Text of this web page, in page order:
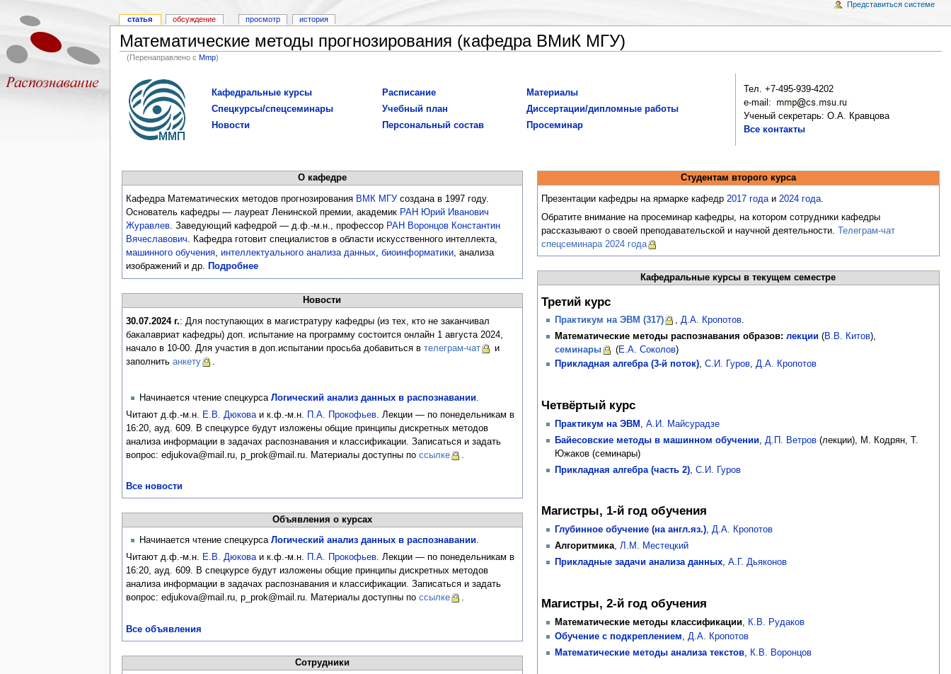
Математические методы прогнозирования (кафедра ВМиК МГУ)
(Перенаправлено сMmp)
Кафедральные курсы
Спецкурсы/спецсеминары
Новости
Расписание
Учебный план
Персональный состав
Материалы
Диссертации/дипломные работы
Просеминар
Тел. +7-495-939-4202
e-mail:
Ученый секретарь: О.А. Кравцова
Все контакты
О кафедре
Кафедра Математических методов прогнозирования ВМК МГУсоздана в 1997 году.
Основатель кафедры — лауреат Ленинской премии, академик РАН Юрий Иванович
Журавлев. Заведующий кафедрой — д.ф.-м.н., профессор РАН Воронцов Константин
Вячеславович. Кафедра готовит специалистов в области искусственного интеллекта,
машинного обучения, интеллектуального анализа данных, биоинформатики, анализа
изображений и др. Подробнее
Новости
30.07.2024 г.: Для поступающих в магистратуру кафедры (из тех, кто не заканчивал
бакалавриат кафедры) доп. испытание на программу состоится онлайн 1 августа 2024,
начало в 10-00. Для участия в доп.испытании просьба добавиться в телеграм-чат
и
заполнить анкету .
Начинается чтение спецкурса Логический анализ данных в распознавании.
Читают д.ф.-м.н.
Е.В. Дюковаи к.ф.-м.н. П.А. Прокофьев. Лекции — по понедельникам в
16:20, ауд. 609. В спецкурсе будут изложены общие принципы дискретных методов
анализа информации в задачах распознавания и классификации. Записаться и задать
вопрос: edjukova@mail.ru, p_prok@mail.ru. Материалы доступны по ссылке
Все новости
Объявления о курсах
Начинается чтение спецкурса Логический анализ данных в распознавании.
Читают д.ф.-м.н. Е.В. Дюковаи к.ф.-м.н. П.А. Прокофьев. Лекции — по понедельникам в
16:20, ауд. 609. В спецкурсе будут изложены общие принципы дискретных методов
анализа информации в задачах распознавания и классификации. Записаться и задать
вопрос: edjukova@mail.ru, p_prok@mail.ru. Материалы доступны по ссылке .
Все объявления
Сотрудники
Студентам второго курса
Презентации кафедры на ярмарке кафедр 2017 годаи 2024 года.
Обратите внимание на просеминар кафедры, на котором сотрудники кафедры
рассказывают о своей преподавательской и научной деятельности. Телеграм-чат
спецсеминара 2024 года
Кафедральные курсы в текущем семестре
Третий курс
Практикум на ЭВМ (317) , Д.А. Кропотов.
Математические методы распознавания образов: лекции(В.В. Китов),
семинары
(Е.А. Соколов)
Прикладная алгебра (3-й поток), С.И. Гуров, Д.А. Кропотов
Четвёртый курс
Практикум на ЭВМ , А.И. Майсурадзе
Байесовские методы в машинном обучении, Д.П. Ветров(лекции), М. Кодрян, Т.
Южаков (семинары)
Прикладная алгебра (часть 2), С.И. Гуров
Магистры, 1-й год обучения
Глубинное обучение (на англ.яз.), Д.А. Кропотов
Алгоритмика, Л.М. Местецкий
Прикладные задачи анализа данных, А.Г. Дьяконов
Магистры, 2-й год обучения
Математические методы классификации,
К.В. Рудаков
Обучение с подкреплением, Д.А. Кропотов
Математические методы анализа текстов, К.В. Воронцов
статья обсуждение просмотр история
Представиться системе